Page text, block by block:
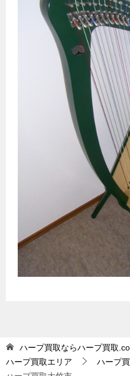
ハープ買取ならハープ買取
ハープ買取エリア
ハープ